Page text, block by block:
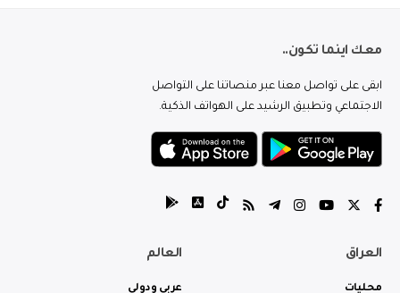
معك اينما تكون..
ابقى على تواصل معنا عبر منصاتنا على التواصل
الاجتماعي وتطبيق الرشيد على الهواتف الذكية.
العراق
محليات
العالم
عربي ودولي